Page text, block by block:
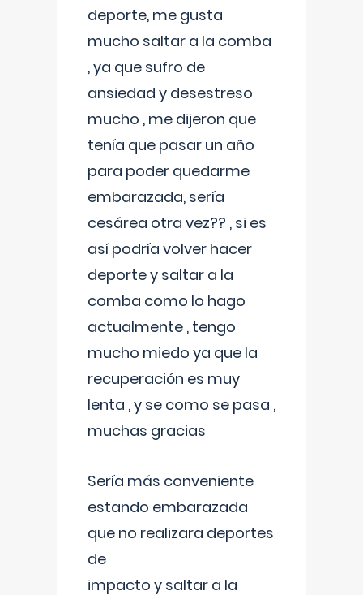
deporte, me gusta
mucho saltar a la comba
, ya que sufro de
ansiedad y desestreso
mucho , me dijeron que
tenía que pasar un año
para poder quedarme
embarazada, sería
cesárea otra vez?? , si es
así podría volver hacer
deporte y saltar a la
comba como lo hago
actualmente , tengo
mucho miedo ya que la
recuperación es muy
lenta , y se como se pasa ,
muchas gracias
Sería más conveniente
estando embarazada
que no realizara deportes
de
impacto y saltar a la